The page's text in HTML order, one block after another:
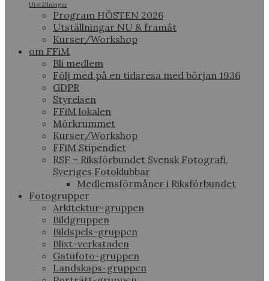
Utställningar
Program HÖSTEN 2026
Utställningar NU & framåt
Kurser/Workshop
om FFiM
Bli medlem
Följ med på en tidsresa med början 1936
GDPR
Styrelsen
FFiM lokalen
Mörkrummet
Kurser/Workshop
FFiM Stipendiet
RSF – Riksförbundet Svensk Fotografi,
Sveriges Fotoklubbar
Medlemsförmåner i Riksförbundet
Fotogrupper
Arkitektur-gruppen
Bildgruppen
Bildspels-gruppen
Blixt-verkstaden
Gatufoto-gruppen
Landskaps-gruppen